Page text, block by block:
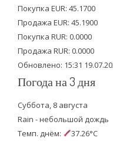
e
r
o
o
k
b
e
Покупка EUR: 45.1700
Продажа EUR: 45.1900
Покупка RUR: 0.0000
Продажа RUR: 0.0000
Обновлено: 15:31
Погода на 3 дня
Суббота, 8 августа
Rain - небольшой дождь
Темп. днём:
37.26°C